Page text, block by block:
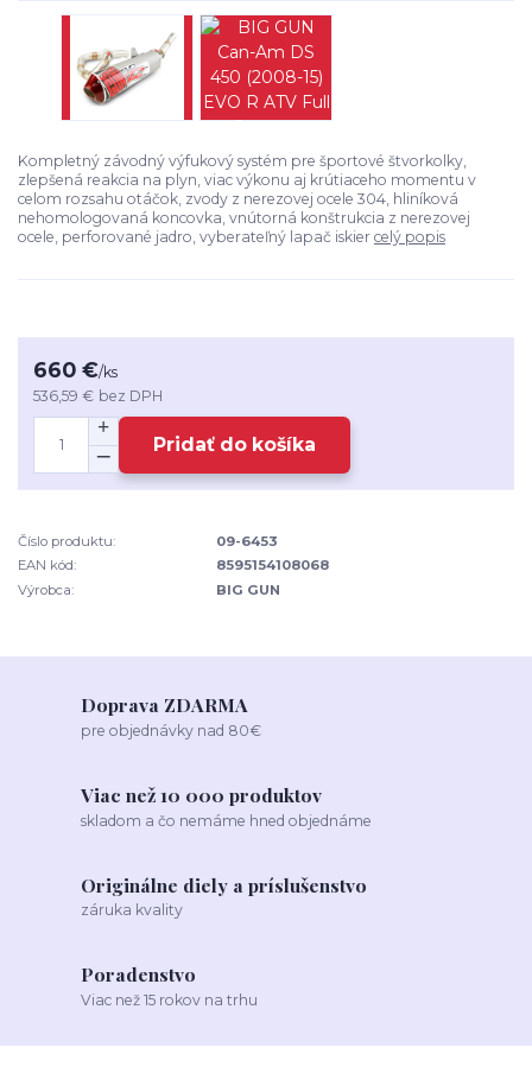
Kompletný závodný výfukový systém pre športové štvorkolky,
zlepšená reakcia na plyn, viac výkonu aj krútiaceho momentu v
celom rozsahu otáčok, zvody z nerezovej ocele 304, hliníková
nehomologovaná koncovka, vnútorná konštrukcia z nerezovej
ocele, perforované jadro, vyberateľný lapač iskier celý popis
660 €/ks
536,59 € bez DPH
Pridať do košíka
Číslo produktu:
09-6453
EAN kód:
8595154108068
Výrobca:
BIG GUN
Doprava ZDARMA
pre objednávky nad 80€
Viac než 10 000 produktov
skladom a čo nemáme hned objednáme
Originálne diely a príslušenstvo
záruka kvality
Poradenstvo
Viac než 15 rokov na trhu